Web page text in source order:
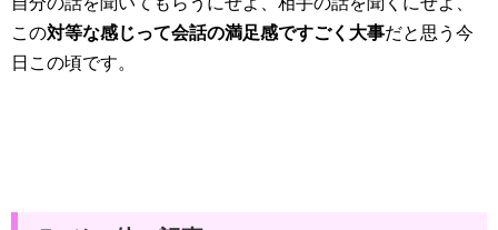
この対等な感じって会話の満足感ですごく大事だと思う今
日この頃です。